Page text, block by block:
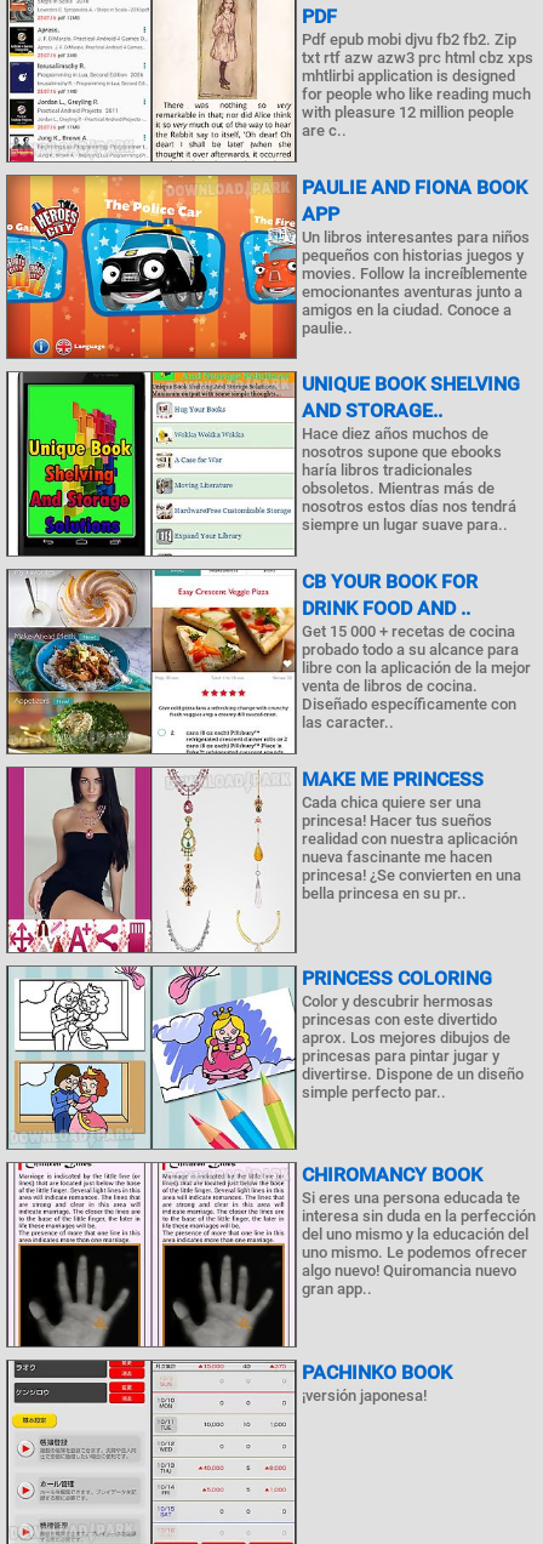
PDF
Pdf epub mobi djvu fb2 fb2. Zip
txt rtf azw azw3 prc html cbz xps
mhtlirbi application is designed
for people who like reading much
with pleasure 12 million people
are c..
PAULIE AND FIONA BOOK
APP
Un libros interesantes para niños
pequeños con historias juegos y
movies. Follow la increíblemente
emocionantes aventuras junto a
amigos en la ciudad. Conoce a
paulie..
UNIQUE BOOK SHELVING
AND STORAGE..
Hace diez años muchos de
nosotros supone que ebooks
haría libros tradicionales
obsoletos. Mientras más de
nosotros estos días nos tendrá
siempre un lugar suave para..
CB YOUR BOOK FOR
DRINK FOOD AND ..
Get 15 000 + recetas de cocina
probado todo a su alcance para
libre con la aplicación de la mejor
venta de libros de cocina.
Diseñado específicamente con
las caracter..
MAKE ME PRINCESS
Cada chica quiere ser una
princesa! Hacer tus sueños
realidad con nuestra aplicación
nueva fascinante me hacen
princesa! ¿Se convierten en una
bella princesa en su pr..
PRINCESS COLORING
Color y descubrir hermosas
princesas con este divertido
aprox. Los mejores dibujos de
princesas para pintar jugar y
divertirse. Dispone de un diseño
simple perfecto par..
СHIROMANCY BOOK
Si eres una persona educada te
interesa sin duda en la perfección
del uno mismo y la educación del
uno mismo. Le podemos ofrecer
algo nuevo! Quiromancia nuevo
gran app..
PACHINKO BOOK
¡versión japonesa!